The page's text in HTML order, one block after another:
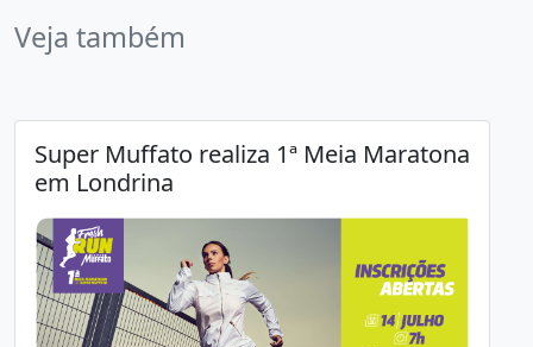
Veja também
Super Muffato realiza 1ª Meia Maratona
em Londrina